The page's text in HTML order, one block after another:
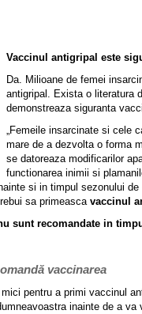
Vaccinul antigripal este
Da. Milioane de femei
antigripal. Exista o literatura
demonstreaza siguranta
„Femeile insarcinate si cele
mare de a dezvolta o forma
se datoreaza modificarilor
functionarea inimii si
si in timpul sezonului
sa primeascavaccinul
sunt recomandate in
vaccinarea
pentru a primi vaccinul
inainte de a